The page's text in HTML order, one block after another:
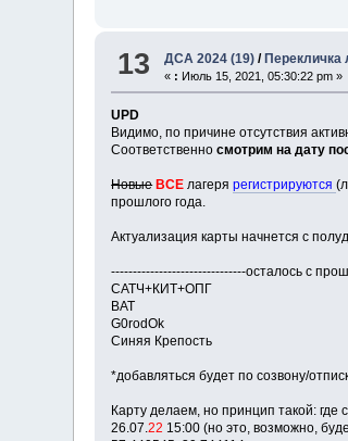
13 ДСА 2024 (19) /Перекличка
« : Июль 15, 2021, 05:30:22 pm »
UPD
Видимо, по причине отсутствия
Соответственносмотрим на дату
Новые ВСЕ лагеря регистрируются
прошлого года.
Актуализация карты начнется с
-------------------------------осталось с
САТЧ+КИТ+ОПГ
BAT
G0rodOk
Синяя Крепость
*добавляться будет по созвону/
Карту делаем, но принцип такой:
26.07.22 15:00 (но это, возможно,